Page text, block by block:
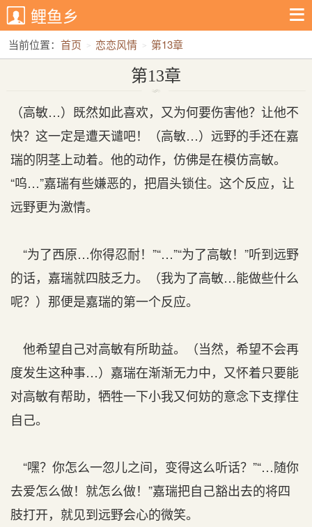
鲤鱼乡
当前位置： 首页 恋恋风情 第13章
第13章
（高敏…）既然如此喜欢，又为何要伤害他？让他不
快？这一定是遭天谴吧！（高敏…）远野的手还在嘉
瑞的阴茎上动着。他的动作，仿佛是在模仿高敏。
“呜…”嘉瑞有些嫌恶的，把眉头锁住。这个反应，让
远野更为激情。
“为了西原…你得忍耐！”“…”“为了高敏！”听到远野
的话，嘉瑞就四肢乏力。（我为了高敏…能做些什么
呢？）那便是嘉瑞的第一个反应。
他希望自己对高敏有所助益。（当然，希望不会再
度发生这种事…）嘉瑞在渐渐无力中，又怀着只要能
对高敏有帮助，牺牲一下小我又何妨的意念下支撑住
自己。
“嘿？你怎么一忽儿之间，变得这么听话？”“…随你
去爱怎么做！就怎么做！”嘉瑞把自己豁出去的将四
肢打开，就见到远野会心的微笑。